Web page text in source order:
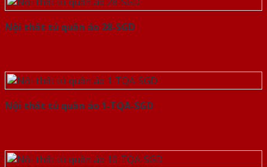
Nội thất tủ quần áo 28-SGD
Nội thất tủ quần áo 1-TQA-SGD